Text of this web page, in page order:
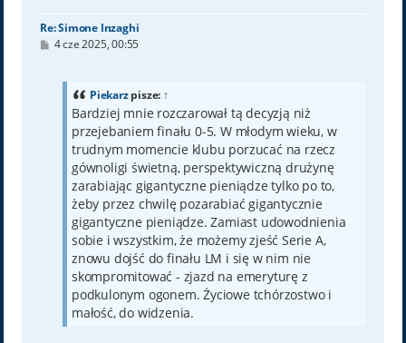
Re: Simone Inzaghi
P4 cze 2025, 00:55
Piekarzpisze: ↑
Bardziej mnie rozczarował tą decyzją niż
przejebaniem finału 0-5. W młodym wieku, w
trudnym momencie klubu porzucać na rzecz
gównoligi świetną, perspektywiczną drużynę
zarabiając gigantyczne pieniądze tylko po to,
żeby przez chwilę pozarabiać gigantycznie
gigantyczne pieniądze. Zamiast udowodnienia
sobie i wszystkim, że możemy zjeść Serie A,
znowu dojść do finału LM i się w nim nie
skompromitować - zjazd na emeryturę z
podkulonym ogonem. Życiowe tchórzostwo i
małość, do widzenia.